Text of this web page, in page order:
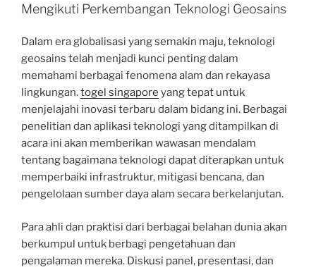
Mengikuti Perkembangan Teknologi Geosains
Dalam era globalisasi yang semakin maju, teknologi
geosains telah menjadi kunci penting dalam
memahami berbagai fenomena alam dan rekayasa
lingkungan.togel singapore yang tepat untuk
menjelajahi inovasi terbaru dalam bidang ini. Berbagai
penelitian dan aplikasi teknologi yang ditampilkan di
acara ini akan memberikan wawasan mendalam
tentang bagaimana teknologi dapat diterapkan untuk
memperbaiki infrastruktur, mitigasi bencana, dan
pengelolaan sumber daya alam secara berkelanjutan.
Para ahli dan praktisi dari berbagai belahan dunia akan
berkumpul untuk berbagi pengetahuan dan
pengalaman mereka. Diskusi panel, presentasi, dan